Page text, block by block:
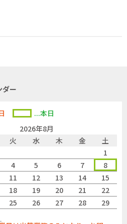
ダー
...本日
2026年8月
火 水 木 金
土
1
4 5 6 7
8
11 12 13 14
15
18 19 20 21
22
25 26 27 28
29